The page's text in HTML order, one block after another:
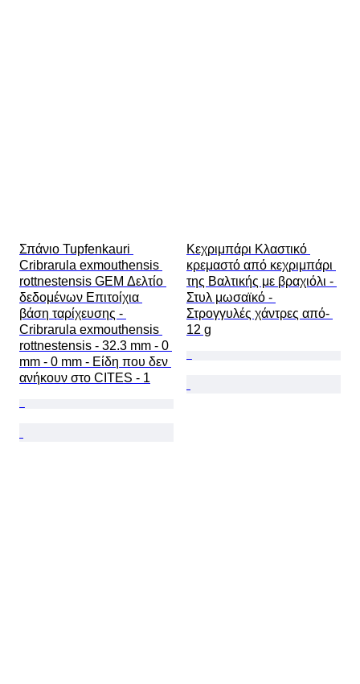
Σπάνιο Tupfenkauri
Cribrarula exmouthensis
rottnestensis GEM Δελτίο
δεδομένων Επιτοίχια
βάση ταρίχευσης -
Cribrarula exmouthensis
rottnestensis - 32.3 mm - 0
mm - 0 mm - Είδη που δεν
ανήκουν στο CITES - 1
Κεχριμπάρι Κλαστικό
κρεμαστό από κεχριμπάρι
της Βαλτικής με βραχιόλι -
Στυλ μωσαϊκό -
Στρογγυλές χάντρες από-
12 g